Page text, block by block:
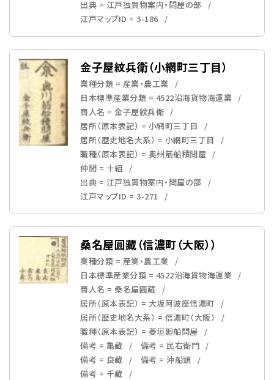
出典 = 江戸独買物案内・問屋の部
江戸マップID = 3-186
金子屋紋兵衛（小網町三丁目）
業種分類 = 産業・農工業
日本標準産業分類 = 4522沿海貨物海運業
商人名 = 金子屋紋兵衛
居所（原本表記） = 小網町三丁目
居所（歴史地名大系） = 小網町三丁目
職種（原本表記） = 奥州筋船積問屋
仲間 = 十組
出典 = 江戸独買物案内・問屋の部
江戸マップID = 3-271
桑名屋圓藏（信濃町（大阪））
業種分類 = 産業・農工業
日本標準産業分類 = 4522沿海貨物海運業
商人名 = 桑名屋圓藏
居所（原本表記） = 大坂阿波座信濃町
居所（歴史地名大系） = 信濃町（大阪）
職種（原本表記） = 菱垣廻船問屋
備考 = 亀藏
備考 = 民右衛門
備考 = 良藏
備考 = 沖船頭
備考 = 千藏